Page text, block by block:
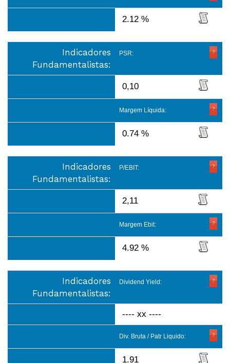
2.12 %
Indicadores
Fundamentalistas:
PSR:
0,10
Margem Líquida:
0.74 %
Indicadores
Fundamentalistas:
P/EBIT:
2,11
Margem Ebit:
4.92 %
Indicadores
Fundamentalistas:
Dividend Yield:
---- xx ----
Div. Bruta / Patr Liquido:
1.91